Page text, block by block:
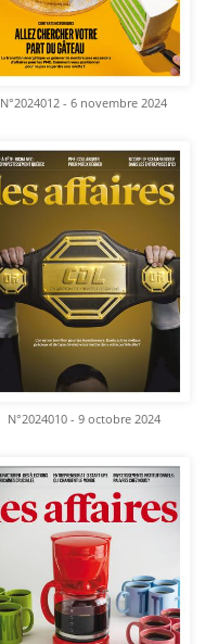
N°2024012 - 6 novembre 2024
N°2024010 - 9 octobre 2024